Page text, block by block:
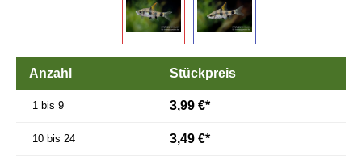
Anzahl Stückpreis
1 bis 9 3,99 €*
10 bis 24 3,49 €*